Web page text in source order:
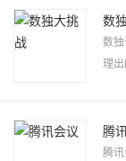
数
数
理出
腾
腾